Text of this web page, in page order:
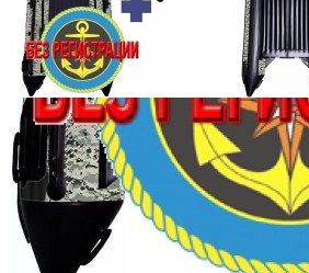
Количество мест:5
Масса комплекта:86
Мощность мотора:9.9
Тактность двигателя: 2
Длина лодки (см):
360
Тип пола:
нднд (надувн. низкого
Добавить к сравнению